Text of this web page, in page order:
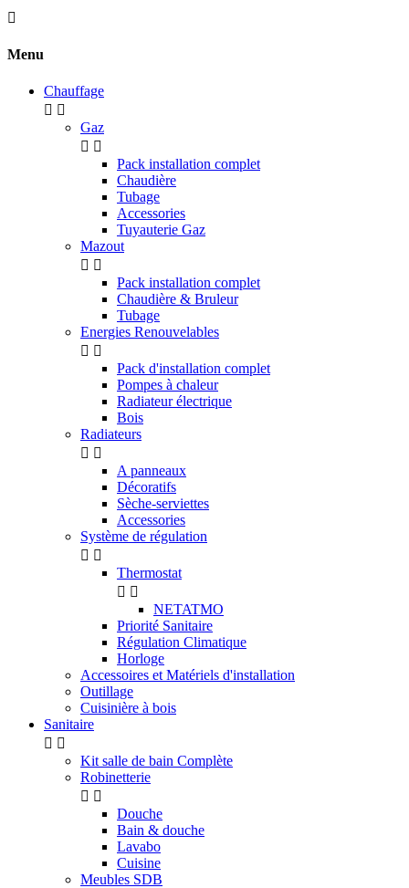

Menu
Chauffage
 
Gaz
 
Pack installation complet
Chaudière
Tubage
Accessories
Tuyauterie Gaz
Mazout
 
Pack installation complet
Chaudière & Bruleur
Tubage
Energies Renouvelables
 
Pack d'installation complet
Pompes à chaleur
Radiateur électrique
Bois
Radiateurs
 
A panneaux
Décoratifs
Sèche-serviettes
Accessories
Système de régulation
 
Thermostat
 
NETATMO
Priorité Sanitaire
Régulation Climatique
Horloge
Accessoires et Matériels d'installation
Outillage
Cuisinière à bois
Sanitaire
 
Kit salle de bain Complète
Robinetterie
 
Douche
Bain & douche
Lavabo
Cuisine
Meubles SDB